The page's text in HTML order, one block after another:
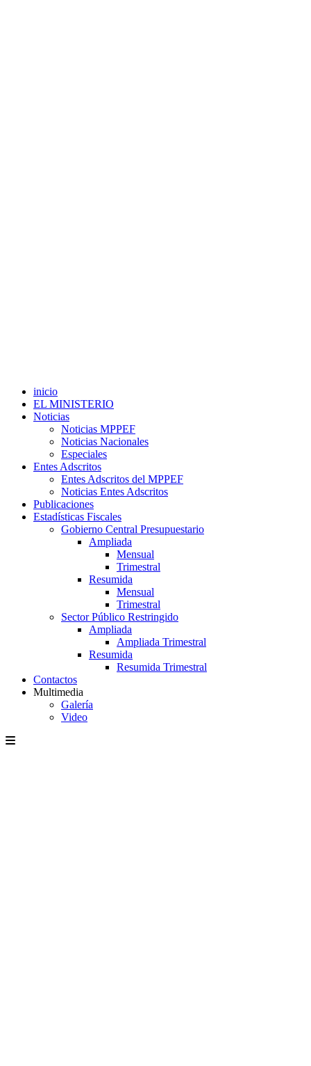
inicio
EL MINISTERIO
Noticias
Noticias MPPEF
Noticias Nacionales
Especiales
Entes Adscritos
Entes Adscritos del MPPEF
Noticias Entes Adscritos
Publicaciones
Estadísticas Fiscales
Gobierno Central Presupuestario
Ampliada
Mensual
Trimestral
Resumida
Mensual
Trimestral
Sector Público Restringido
Ampliada
Ampliada Trimestral
Resumida
Resumida Trimestral
Contactos
Multimedia
Galería
Video